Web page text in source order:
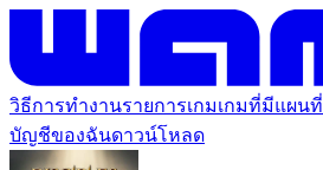
วิธีการทำงานรายการเกมเกมที่มีแผนที่
บัญชีของฉันดาวน์โหลด